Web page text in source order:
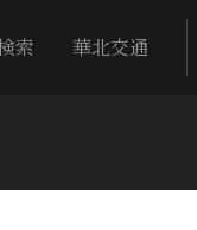
索 華北交通